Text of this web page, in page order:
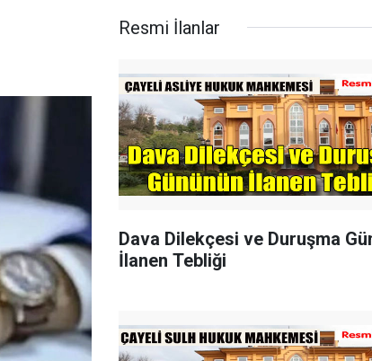
Resmi İlanlar
Dava Dilekçesi ve Duruşma
İlanen Tebliği